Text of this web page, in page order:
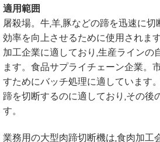
適用範囲
屠殺場。牛,羊,豚などの蹄を迅速に
効率を向上させるために使用されま
加工企業に適しており,生産ラインの
ます。食品サプライチェーン企業。
すためにバッチ処理に適しています
蹄を切断するのに適しており,その後
す。
業務用の大型肉蹄切断機は,食肉加工